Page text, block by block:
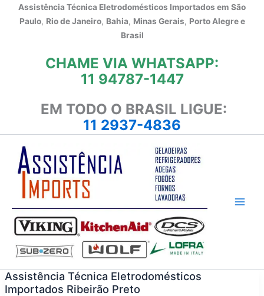
Assistência Técnica Eletrodomésticos Importados em São
Paulo, Rio de Janeiro, Bahia, Minas Gerais, Porto Alegre e
Brasil
CHAME VIA WHATSAPP:
11 94787-1447
EM TODO O BRASIL LIGUE:
11 2937-4836
Assistência Técnica Eletrodomésticos
Importados Ribeirão Preto